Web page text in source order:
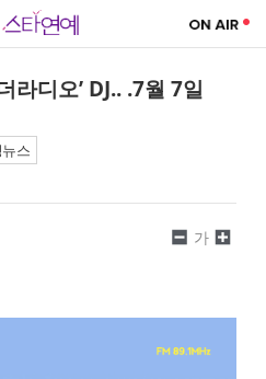
라디오’ DJ.. .7월 7일
스
가